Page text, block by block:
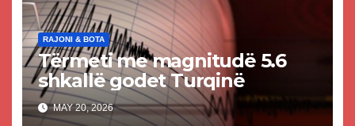
RAJONI & BOTA
Tërmeti me magnitudë 5.6
shkallë godet Turqinë
MAY 20, 2026